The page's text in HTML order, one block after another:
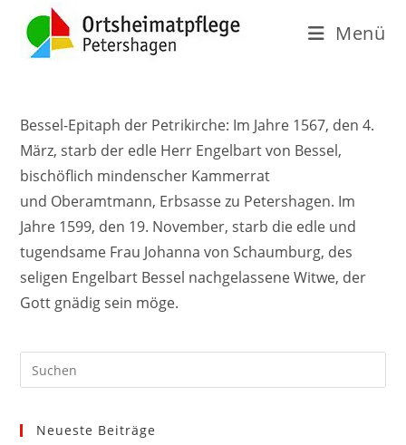
Menü
Bessel-Epitaph der Petrikirche: Im Jahre 1567, den 4.
März, starb der edle Herr Engelbart von Bessel,
bischöflich mindenscher Kammerrat
und Oberamtmann, Erbsasse zu Petershagen. Im
Jahre 1599, den 19. November, starb die edle und
tugendsame Frau Johanna von Schaumburg, des
seligen Engelbart Bessel nachgelassene Witwe, der
Gott gnädig sein möge.
Neueste Beiträge